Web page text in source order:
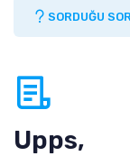
SORDUĞU
Upps,